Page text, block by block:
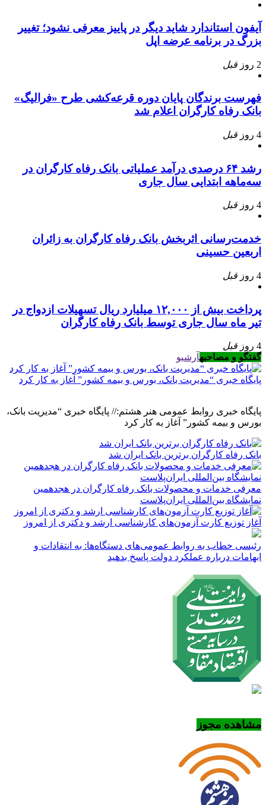
آیفون استاندارد شاید دیگر در پاییز معرفی نشود؛ تغییر
بزرگ در برنامه عرضه اپل
2 روز قبل
فهرست برندگان پایان دوره قرعه‌کشی طرح «فرالیگ»
بانک رفاه کارگران اعلام شد
4 روز قبل
رشد ۶۴ درصدی درآمد عملیاتی بانک رفاه کارگران در
سه‌ماهه ابتدایی سال جاری
4 روز قبل
خدمت‌رسانی اثربخش بانک رفاه کارگران به زائران
اربعین حسینی
4 روز قبل
پرداخت بیش از ۱۲,۰۰۰ میلیارد ریال تسهیلات ازدواج در
تیر ماه سال جاری توسط بانک رفاه کارگران
4 روز
قبل
گفتگو و مصاحبهآرشیو
پایگاه خبری “مدیریت بانک، بورس و بیمه کشور” آغاز به کار کرد
پایگاه خبری روابط عمومی هنر هشتم:// پایگاه خبری “مدیریت بانک،
بورس و بیمه کشور” آغاز به کار کرد
بانک رفاه کارگران برترین بانک ایران شد
معرفی خدمات و محصولات بانک رفاه کارگران در هجدهمین
نمایشگاه بین‌المللی ایران‌پلاست
آغاز توزیع کارت آزمون‌های کارشناسی ارشد و دکتری از امروز
رئیسی خطاب به روابط عمومی‌های دستگاه‌ها: به انتقادات و
ابهامات درباره عملکرد دولت پاسخ بدهید
مشاهده مجوز